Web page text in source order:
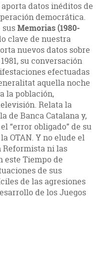
datos inéditos de
democrática.
susMemorias (1980-
clave de nuestra
nuevos datos sobre
su conversación
efectuadas
aquella noche
la población,
Relata la
de Banca Catalana y,
“error obligado” de su
OTAN. Y no elude el
Reformista ni las
este Tiempo de
de sus
de las agresiones
de los Juegos